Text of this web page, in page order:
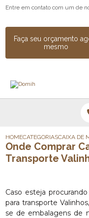
Entre em contato com um de
Faça seu orçamento
mesmo
HOMECATEGORIASCAIXA DE
Onde Comprar
Transporte
Caso esteja
para transporte
se de embalagens de